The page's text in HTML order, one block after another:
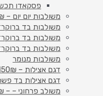
פסקאדו
משולבות יום יום – 49₪
משולבות בד ברוקרד –
משולבות בד ברוקרד
משולבות בד ברוקרד
משולבות מנומר
דגם אצילות – 150₪
דגם אצילות בד פשתן –
משולב פרחוני – – 160₪